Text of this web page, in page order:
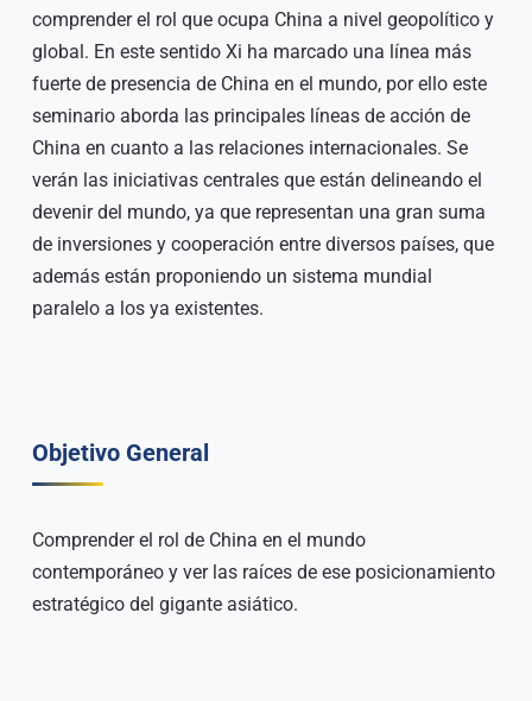
comprender el rol que ocupa China a nivel geopolítico y
global. En este sentido Xi ha marcado una línea más
fuerte de presencia de China en el mundo, por ello este
seminario aborda las principales líneas de acción de
China en cuanto a las relaciones internacionales. Se
verán las iniciativas centrales que están delineando el
devenir del mundo, ya que representan una gran suma
de inversiones y cooperación entre diversos países, que
además están proponiendo un sistema mundial
paralelo a los ya existentes.
Objetivo General
Comprender el rol de China en el mundo
contemporáneo y ver las raíces de ese posicionamiento
estratégico del gigante asiático.